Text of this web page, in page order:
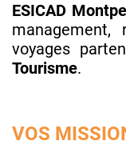
ESICAD
voyages
Tourisme.
VOS